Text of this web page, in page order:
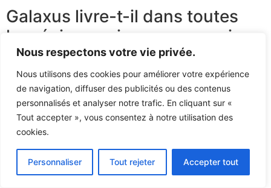
Nous respectons votre vie privée.
Nous utilisons des cookies pour améliorer votre expérience
de navigation, diffuser des publicités ou des contenus
personnalisés et analyser notre trafic. En cliquant sur «
Tout accepter », vous consentez à notre utilisation des
cookies.
Personnaliser Tout rejeter Accepter tout
Galaxus livre-t-il dans toutes
les régions suisses y compris
les zones alpines?
Oui, la couverture s’étend à l’ensemble du territoire
suisse. Les zones de montagne et villages isolés sont
desservis, mais avec parfois un jour supplémentaire.
Comment Galaxus gère-t-il les
livraisons express et same-day?